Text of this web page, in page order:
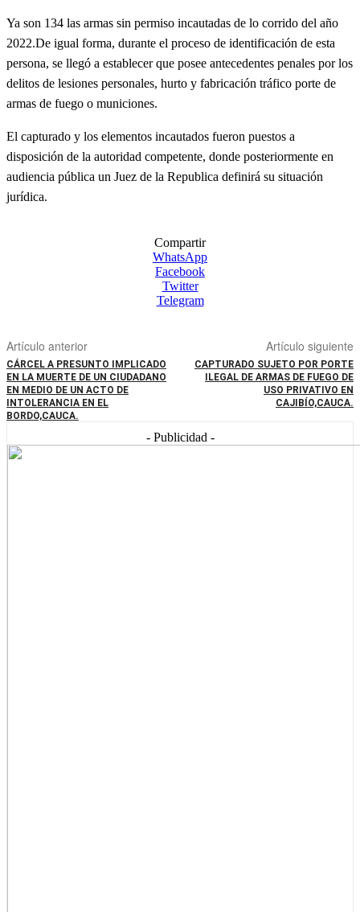
Ya son 134 las armas sin permiso incautadas de lo corrido del año
2022.De igual forma, durante el proceso de identificación de esta
persona, se llegó a establecer que posee antecedentes penales por los
delitos de lesiones personales, hurto y fabricación tráfico porte de
armas de fuego o municiones.
El capturado y los elementos incautados fueron puestos a
disposición de la autoridad competente, donde posteriormente en
audiencia pública un Juez de la Republica definirá su situación
jurídica.
Compartir
WhatsApp
Facebook
Twitter
Telegram
Artículo anterior
CÁRCEL A PRESUNTO IMPLICADO
EN LA MUERTE DE UN CIUDADANO
EN MEDIO DE UN ACTO DE
INTOLERANCIA EN EL
BORDO,CAUCA.
Artículo siguiente
CAPTURADO SUJETO POR PORTE
ILEGAL DE ARMAS DE FUEGO DE
USO PRIVATIVO EN
CAJIBÍO,CAUCA.
- Publicidad -